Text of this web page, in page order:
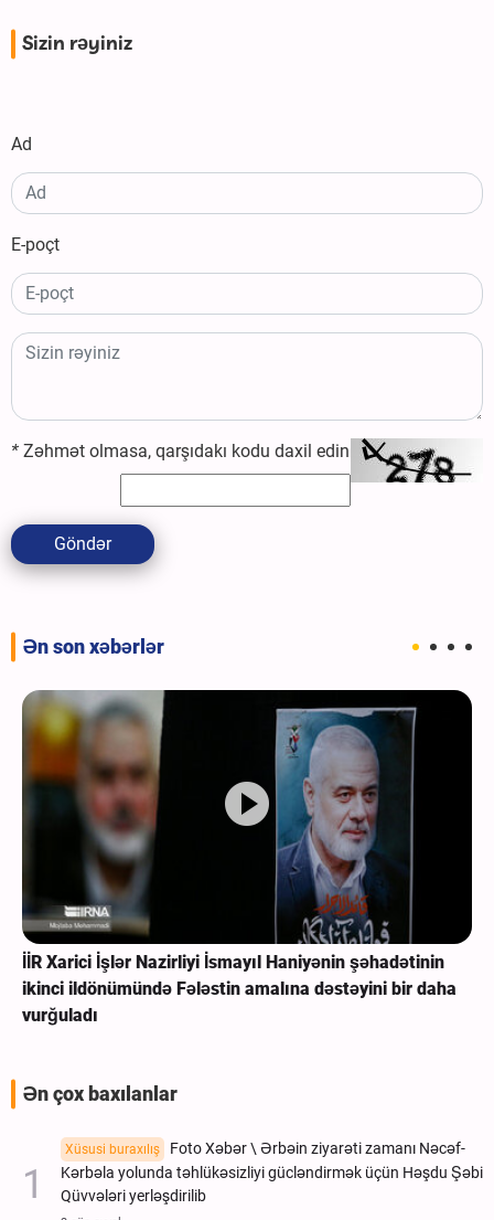
Sizin rəyiniz
Ad
E-poçt
* Zəhmət olmasa, qarşıdakı kodu daxil edin
Göndər
Ən son xəbərlər
İİR Xarici İşlər Nazirliyi İsmayıl Haniyənin şəhadətinin
ikinci ildönümündə Fələstin amalına dəstəyini bir daha
vurğuladı
Ən çox baxılanlar
Xüsusi buraxılış
Foto Xəbər \ Ərbəin ziyarəti zamanı Nəcəf-
Kərbəla yolunda təhlükəsizliyi gücləndirmək üçün Həşdu Şəbi
Qüvvələri yerləşdirilib